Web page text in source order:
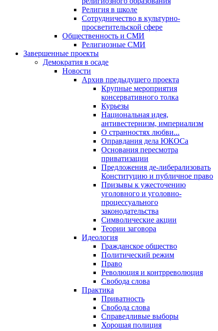
Религия в школе
Сотрудничество в культурно-
просветительской сфере
Общественность и СМИ
Религиозные СМИ
Завершенные проекты
Демократия в осаде
Новости
Архив предыдущего проекта
Крупные мероприятия
консервативного толка
Курьезы
Национальная идея,
антивестернизм, империализм
О странностях любви...
Оправдания дела ЮКОСа
Основания пересмотра
приватизации
Предложения де-либерализовать
Конституцию и публичное право
Призывы к ужесточению
уголовного и уголовно-
процессуального
законодательства
Символические акции
Теории заговора
Идеология
Гражданское общество
Политический режим
Право
Революция и контрреволюция
Свобода слова
Практика
Приватность
Свобода слова
Справедливые выборы
Хорошая полиция